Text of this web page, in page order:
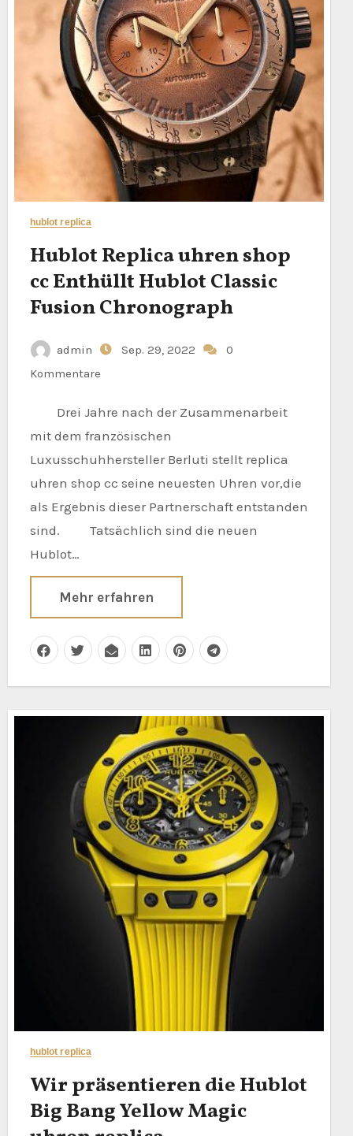
hublot replica
Hublot Replica uhren shop
cc Enthüllt Hublot Classic
Fusion Chronograph
admin Sep. 29, 2022
0
Kommentare
Drei Jahre nach der Zusammenarbeit
mit dem französischen
Luxusschuhhersteller Berluti stellt replica
uhren shop cc seine neuesten Uhren vor,die
als Ergebnis dieser Partnerschaft entstanden
sind. Tatsächlich sind die neuen
Hublot…
Mehr erfahren
hublot replica
Wir präsentieren die Hublot
Big Bang Yellow Magic